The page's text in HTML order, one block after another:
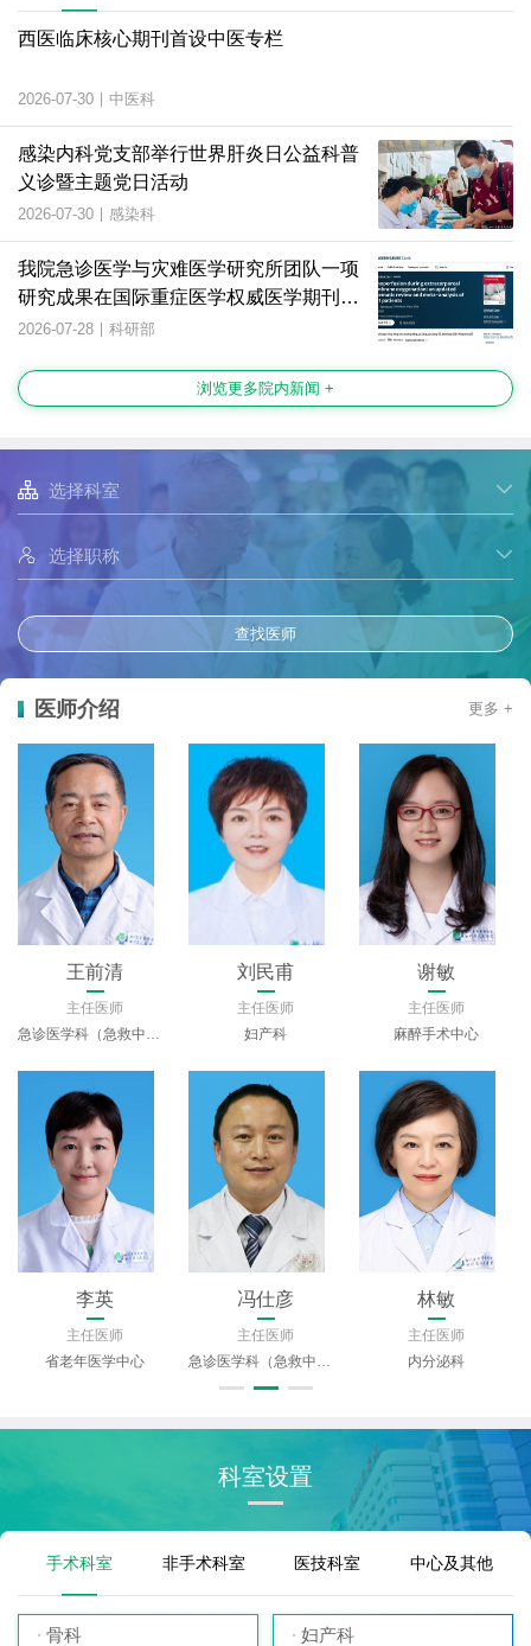
西医临床核心期刊首设中医专栏
2026-07-30 | 中医科
感染内科党支部举行世界肝炎日公益科普
义诊暨主题党日活动
2026-07-30 | 感染科
我院急诊医学与灾难医学研究所团队一项
研究成果在国际重症医学权威医学期刊上
发表
2026-07-28 | 科研部
浏览更多院内新闻 +


查找医师
医师介绍 更多 +
王前清
主任医师
急诊医学科（急救中心）
刘民甫
主任医师
妇产科
谢敏
主任医师
麻醉手术中心
李英
主任医师
省老年医学中心
冯仕彦
主任医师
急诊医学科（急救中心）
林敏
主任医师
内分泌科
科室设置
手术科室 非手术科室 医技科室 中心及其他
骨科 妇产科